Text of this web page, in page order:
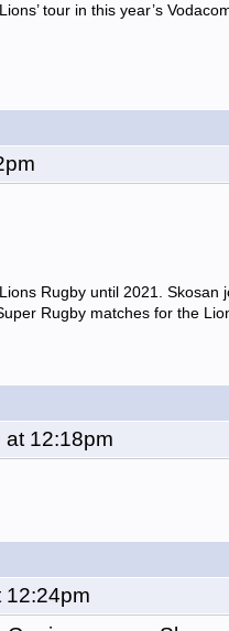
tour in this year’s
Rugby until 2021. Skosan
Rugby matches for the
12:18pm
12:24pm